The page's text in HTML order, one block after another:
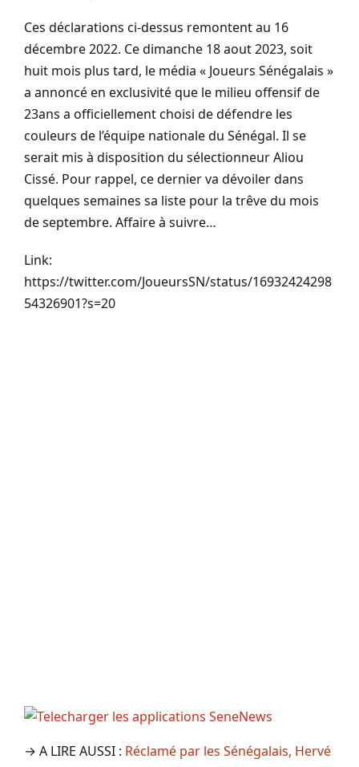
Ces déclarations ci-dessus remontent au 16
décembre 2022. Ce dimanche 18 aout 2023, soit
huit mois plus tard, le média « Joueurs Sénégalais »
a annoncé en exclusivité que le milieu offensif de
23ans a officiellement choisi de défendre les
couleurs de l’équipe nationale du Sénégal. Il se
serait mis à disposition du sélectionneur Aliou
Cissé. Pour rappel, ce dernier va dévoiler dans
quelques semaines sa liste pour la trêve du mois
de septembre. Affaire à suivre…
Link:
https://twitter.com/JoueursSN/status/16932424298
54326901?s=20
→ A LIRE AUSSI : Réclamé par les Sénégalais, Hervé